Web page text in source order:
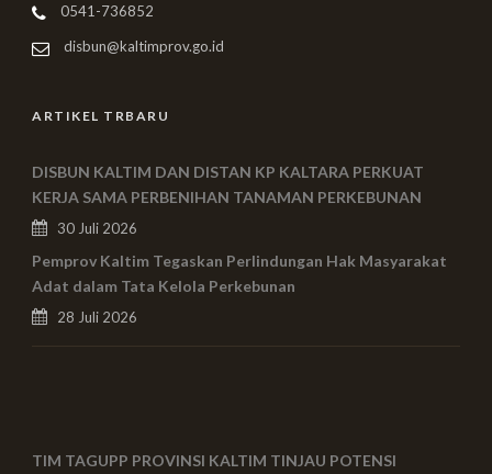
0541-736852
disbun@kaltimprov.go.id
ARTIKEL TRBARU
DISBUN KALTIM DAN DISTAN KP KALTARA PERKUAT
KERJA SAMA PERBENIHAN TANAMAN PERKEBUNAN
30 Juli 2026
Pemprov Kaltim Tegaskan Perlindungan Hak Masyarakat
Adat dalam Tata Kelola Perkebunan
28 Juli 2026
TIM TAGUPP PROVINSI KALTIM TINJAU POTENSI